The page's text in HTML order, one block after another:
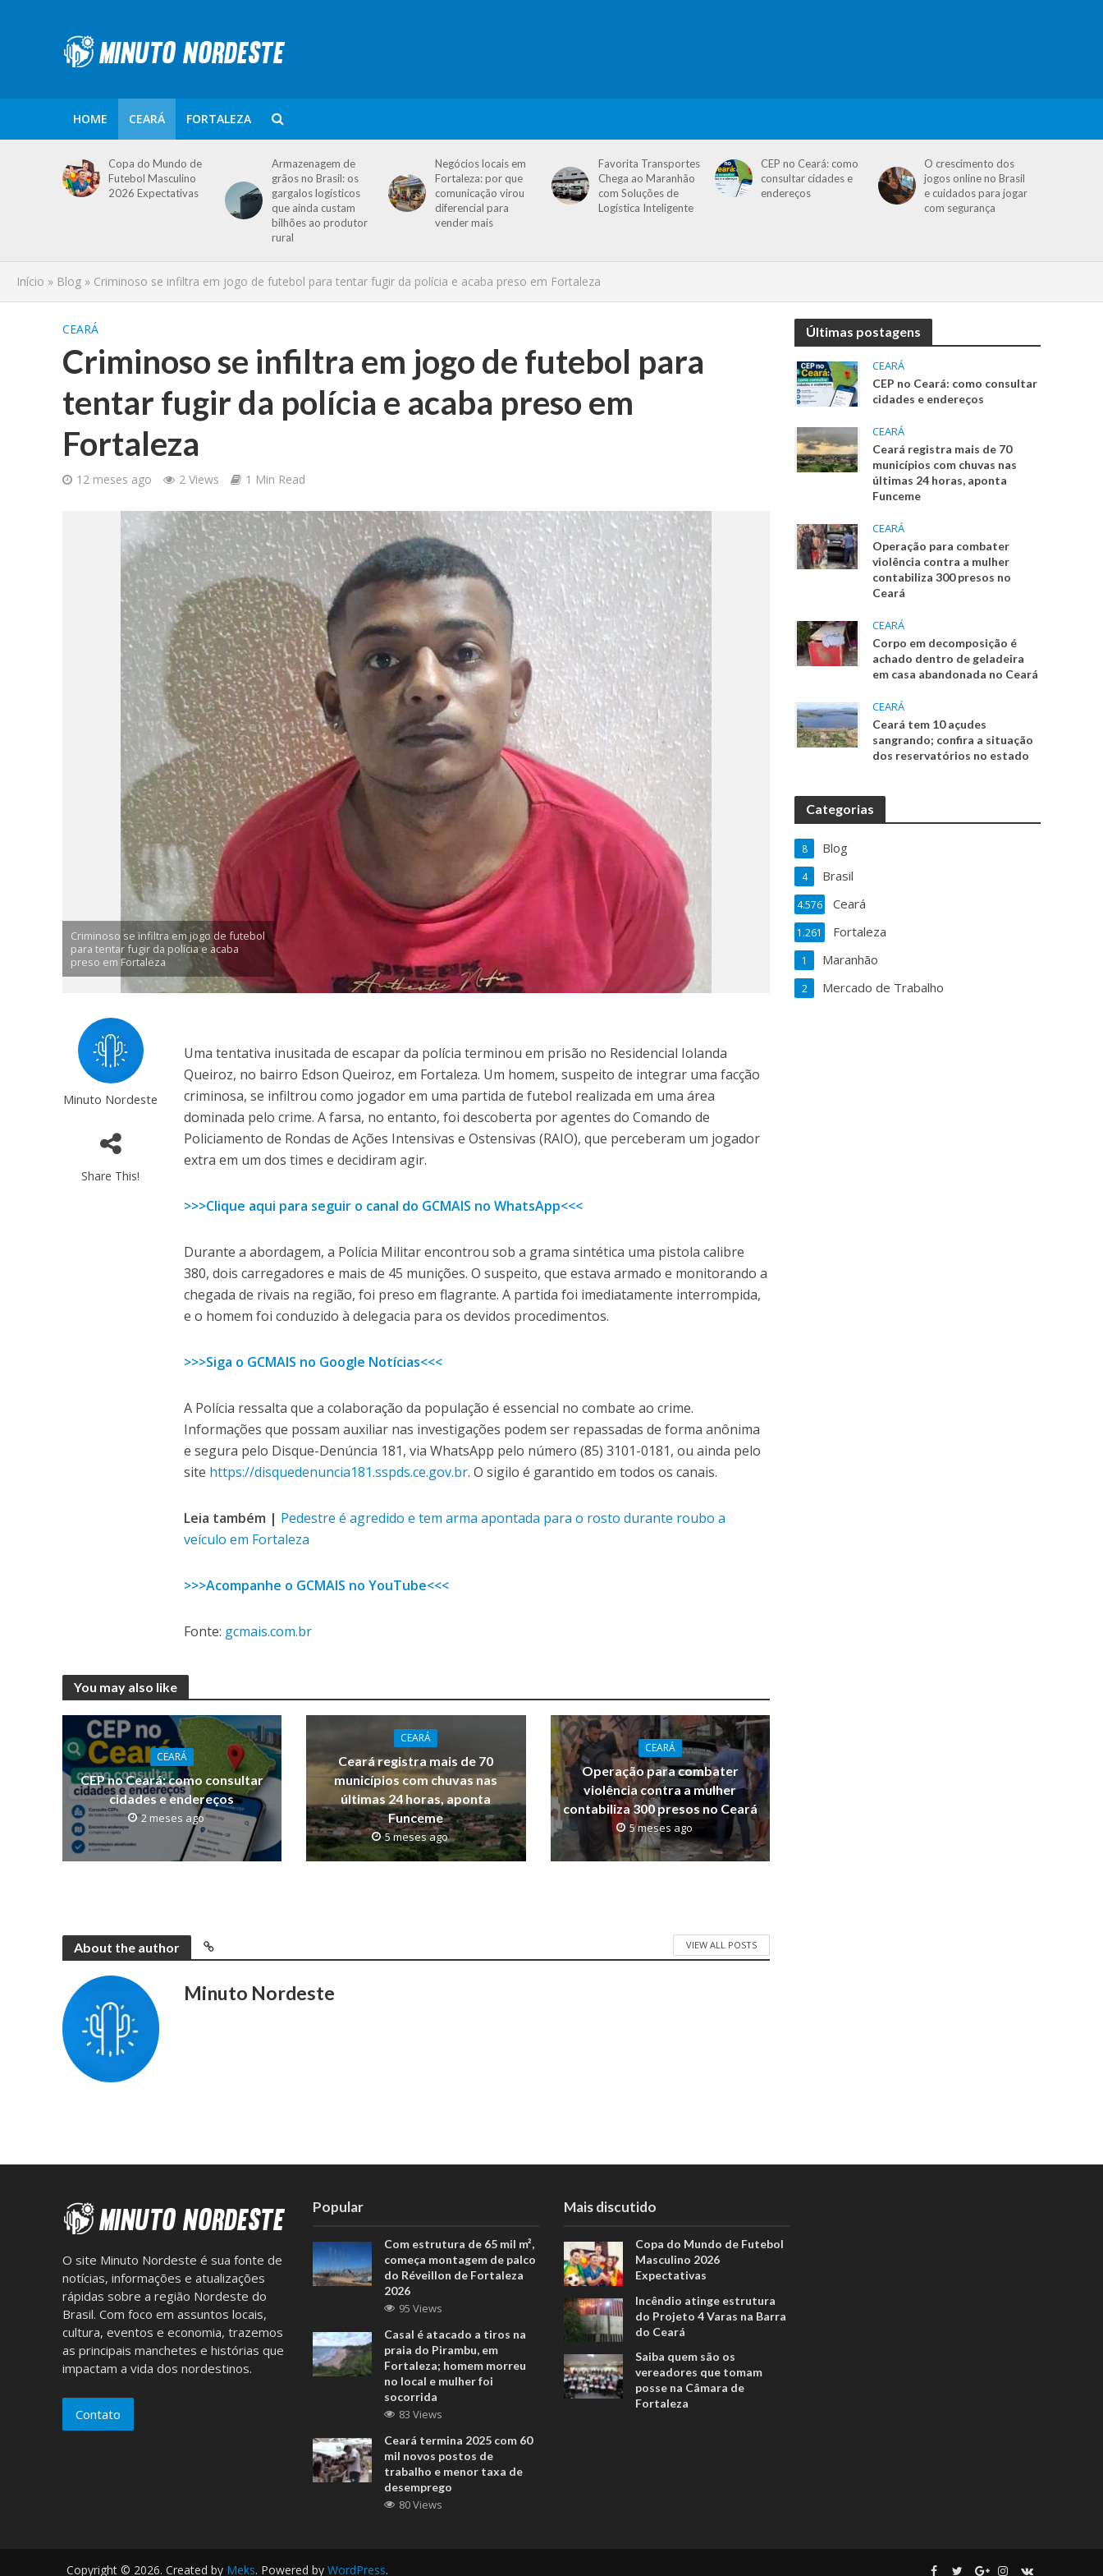
HOME CEARÁ FORTALEZA
Copa do Mundo de
Futebol Masculino
2026 Expectativas
Armazenagem de
grãos no Brasil: os
gargalos logísticos
que ainda custam
bilhões ao produtor
rural
Negócios locais em
Fortaleza: por que
comunicação virou
diferencial para
vender mais
Favorita Transportes
Chega ao Maranhão
com Soluções de
Logística Inteligente
CEP no Ceará: como
consultar cidades e
endereços
O crescimento dos
jogos online no Brasil
e cuidados para jogar
com segurança
Início » Blog » Criminoso se infiltra em jogo de futebol para tentar fugir da polícia e acaba preso em Fortaleza
CEARÁ
Criminoso se infiltra em jogo de futebol para
tentar fugir da polícia e acaba preso em
Fortaleza
12 meses ago 2 Views 1 Min Read
Criminoso se infiltra em jogo de futebol
para tentar fugir da polícia e acaba
preso em Fortaleza
Minuto Nordeste
Share This!
Uma tentativa inusitada de escapar da polícia terminou em prisão no Residencial Iolanda
Queiroz, no bairro Edson Queiroz, em Fortaleza. Um homem, suspeito de integrar uma facção
criminosa, se infiltrou como jogador em uma partida de futebol realizada em uma área
dominada pelo crime. A farsa, no entanto, foi descoberta por agentes do Comando de
Policiamento de Rondas de Ações Intensivas e Ostensivas (RAIO), que perceberam um jogador
extra em um dos times e decidiram agir.
>>>Clique aqui para seguir o canal do GCMAIS no WhatsApp<<<
Durante a abordagem, a Polícia Militar encontrou sob a grama sintética uma pistola calibre
380, dois carregadores e mais de 45 munições. O suspeito, que estava armado e monitorando a
chegada de rivais na região, foi preso em flagrante. A partida foi imediatamente interrompida,
e o homem foi conduzido à delegacia para os devidos procedimentos.
>>>Siga o GCMAIS no Google Notícias<<<
A Polícia ressalta que a colaboração da população é essencial no combate ao crime.
Informações que possam auxiliar nas investigações podem ser repassadas de forma anônima
e segura pelo Disque-Denúncia 181, via WhatsApp pelo número (85) 3101-0181, ou ainda pelo
site https://disquedenuncia181.sspds.ce.gov.br. O sigilo é garantido em todos os canais.
Leia também | Pedestre é agredido e tem arma apontada para o rosto durante roubo a
veículo em Fortaleza
>>>Acompanhe o GCMAIS no YouTube<<<
Fonte: gcmais.com.br
You may also like
CEARÁ
CEP no Ceará: como consultar
cidades e endereços
2 meses ago
CEARÁ
Ceará registra mais de 70
municípios com chuvas nas
últimas 24 horas, aponta
Funceme
5 meses ago
CEARÁ
Operação para combater
violência contra a mulher
contabiliza 300 presos no Ceará
5 meses ago
About the author VIEW ALL POSTS
Minuto Nordeste
Últimas postagens
CEARÁ
CEP no Ceará: como consultar
cidades e endereços
CEARÁ
Ceará registra mais de 70
municípios com chuvas nas
últimas 24 horas, aponta
Funceme
CEARÁ
Operação para combater
violência contra a mulher
contabiliza 300 presos no
Ceará
CEARÁ
Corpo em decomposição é
achado dentro de geladeira
em casa abandonada no Ceará
CEARÁ
Ceará tem 10 açudes
sangrando; confira a situação
dos reservatórios no estado
Categorias
Blog
8
Brasil
4
Ceará
4.576
Fortaleza
1.261
Maranhão
1
Mercado de Trabalho
2
O site Minuto Nordeste é sua fonte de
notícias, informações e atualizações
rápidas sobre a região Nordeste do
Brasil. Com foco em assuntos locais,
cultura, eventos e economia, trazemos
as principais manchetes e histórias que
impactam a vida dos nordestinos.
Contato
Popular
Com estrutura de 65 mil m²,
começa montagem de palco
do Réveillon de Fortaleza
2026
95 Views
Casal é atacado a tiros na
praia do Pirambu, em
Fortaleza; homem morreu
no local e mulher foi
socorrida
83 Views
Ceará termina 2025 com 60
mil novos postos de
trabalho e menor taxa de
desemprego
80 Views
Mais discutido
Copa do Mundo de Futebol
Masculino 2026
Expectativas
Incêndio atinge estrutura
do Projeto 4 Varas na Barra
do Ceará
Saiba quem são os
vereadores que tomam
posse na Câmara de
Fortaleza
Copyright © 2026. Created by Meks. Powered by WordPress.